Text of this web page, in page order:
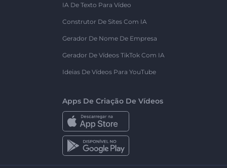
IA De Texto Para Vídeo
Construtor De Sites Com IA
Gerador De Nome De Empresa
Gerador De Vídeos TikTok Com IA
Ideias De Vídeos Para YouTube
Apps De Criação De Vídeos